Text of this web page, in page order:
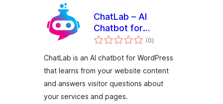
ChatLab – AI
Chatbot for
WordPress and
(0total
ratings
)
ChatLab is an AI chatbot for WordPress
that learns from your website content
and answers visitor questions about
your services and pages.